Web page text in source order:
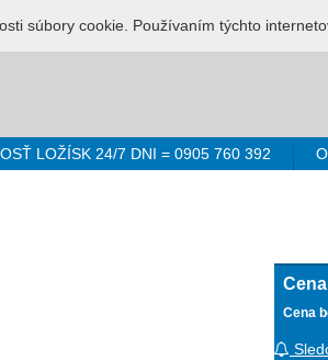
392 Prihlásenie Registrácia
LOŽÍSK 24/7 DNI = 0905 760 392
Cena
súbory cookie. Používaním týchto